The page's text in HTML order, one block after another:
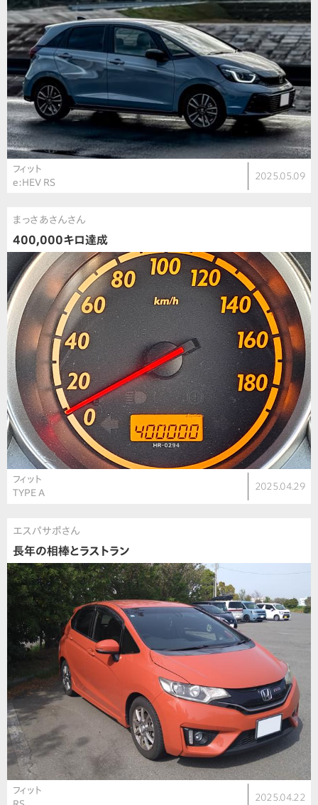
フィット
e:HEV RS
2025.05.09
まっさあさんさん
400,000キロ達成
フィット
TYPE A
2025.04.29
エスパサポさん
長年の相棒とラストラン
フィット
2025.04.22